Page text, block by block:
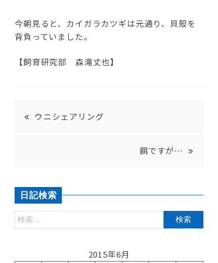
今朝見ると、カイガラカツギは元通り、貝殻を
背負っていました。
【飼育研究部 森滝丈也】
ウニシェアリング
餌ですが…
日記検索
2015年6月